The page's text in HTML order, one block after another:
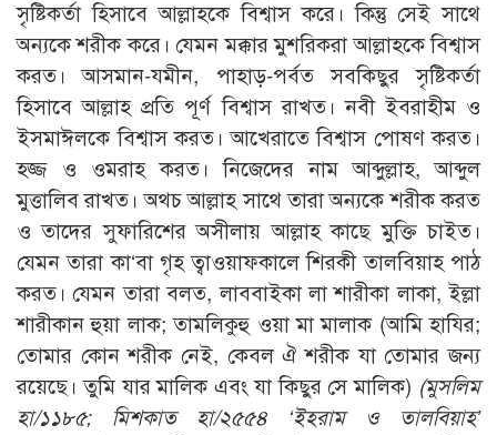
সৃষ্টিকর্তা হিসাবে আল্লাহকে বিশ্বাস করে। কিন্তু সেই সাথে
অন্যকে শরীক করে। যেমন মক্কার মুশরিকরা আল্লাহকে বিশ্বাস
করত। আসমান-যমীন, পাহাড়-পর্বত সবকিছুর সৃষ্টিকর্তা
হিসাবে আল্লাহ প্রতি পূর্ণ বিশ্বাস রাখত। নবী ইবরাহীম ও
ইসমাঈলকে বিশ্বাস করত। আখেরাতে বিশ্বাস পোষণ করত।
হজ্জ ও ওমরাহ করত। নিজেদের নাম আব্দুল্লাহ, আব্দুল
মুত্তালিব রাখত। অথচ আল্লাহ সাথে তারা অন্যকে শরীক করত
ও তাদের সুফারিশের অসীলায় আল্লাহ কাছে মুক্তি চাইত।
যেমন তারা কা‘বা গৃহ ত্বাওয়াফকালে শিরকী তালবিয়াহ পাঠ
করত। যেমন তারা বলত, লাববাইকা লা শারীকা লাকা, ইল্লা
শারীকান হুয়া লাক; তামলিকুহু ওয়া মা মালাক (আমি হাযির;
তোমার কোন শরীক নেই, কেবল ঐ শরীক যা তোমার জন্য
রয়েছে। তুমি যার মালিক এবং যা কিছুর সে মালিক) (মুসলিম
হা/১১৮৫; মিশকাত হা/২৫৫৪ ‘ইহরাম ও তালবিয়াহ’